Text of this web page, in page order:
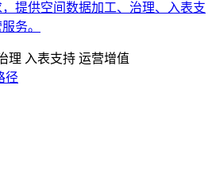
提供空间数据加工、治理、入表支
务。
理 入表支持 运营增值
径